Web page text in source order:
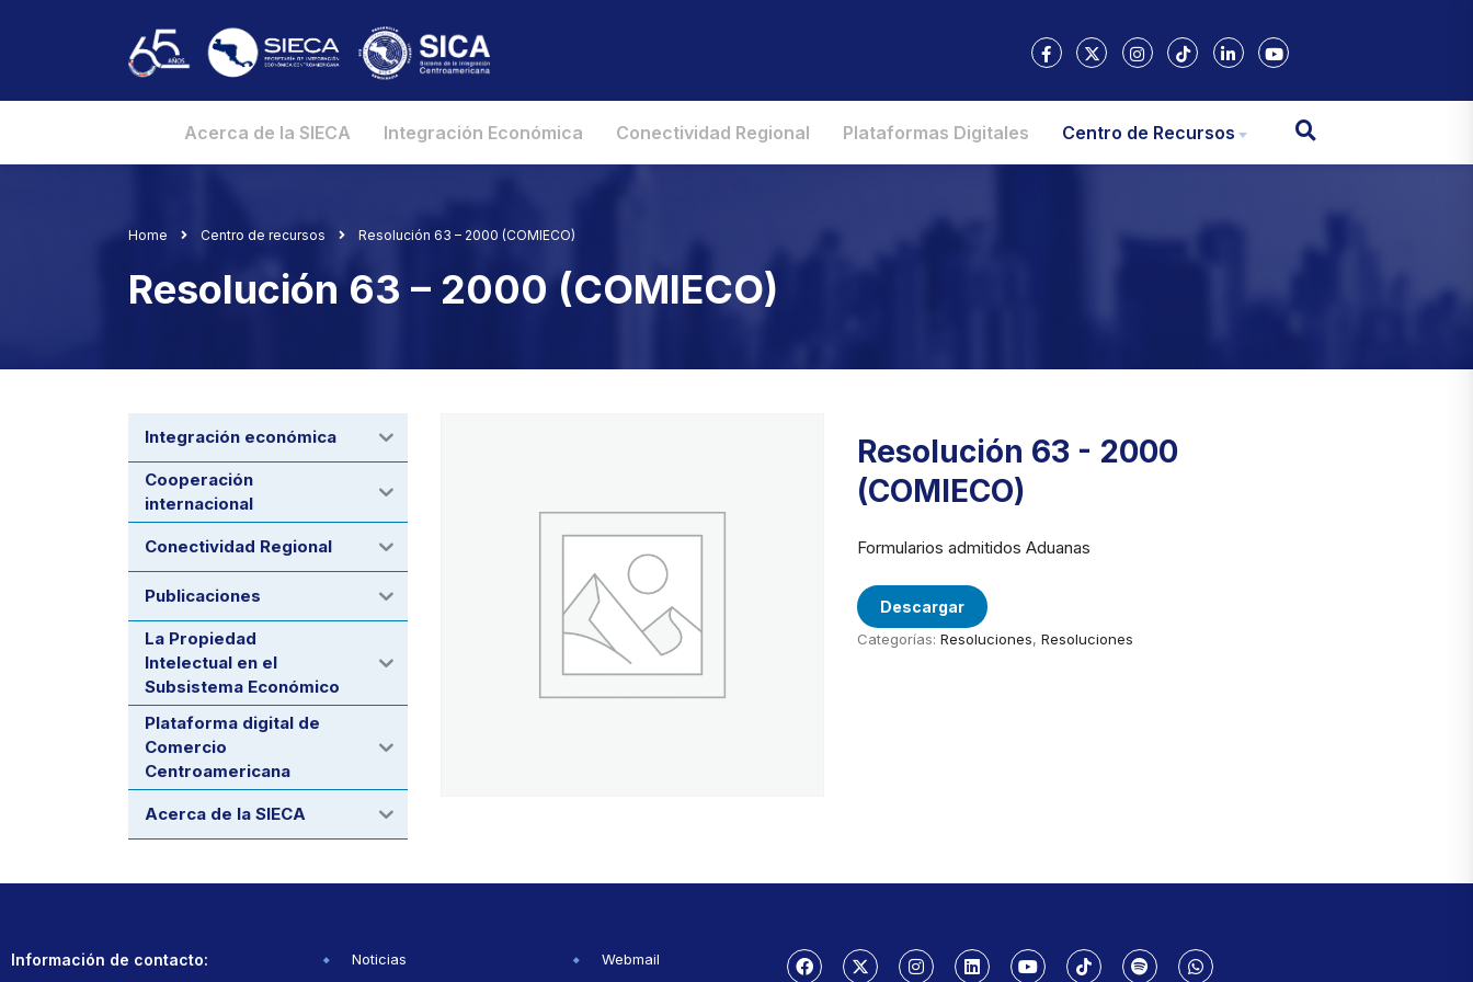
Acerca de la SIECA Integración Económica Conectividad Regional Plataformas Digitales Centro de Recursos
Home Centro de recursos Resolución 63 – 2000 (COMIECO)
Resolución 63 – 2000 (COMIECO)
Resolución 63 - 2000
(COMIECO)
Formularios admitidos Aduanas
Descargar
Categorías: Resoluciones, Resoluciones
Integración económica
Cooperación
internacional
Conectividad Regional
Publicaciones
La Propiedad
Intelectual en el
Subsistema Económico
Plataforma digital de
Comercio
Centroamericana
Acerca de la SIECA
Información de contacto: Noticias Webmail